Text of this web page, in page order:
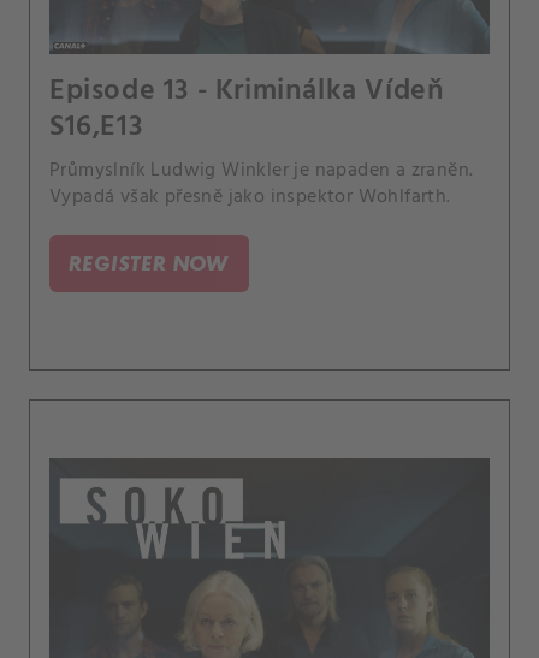
Episode 13 - Kriminálka Vídeň
S16,E13
Průmyslník Ludwig Winkler je napaden a zraněn.
Vypadá však přesně jako inspektor Wohlfarth.
REGISTER NOW